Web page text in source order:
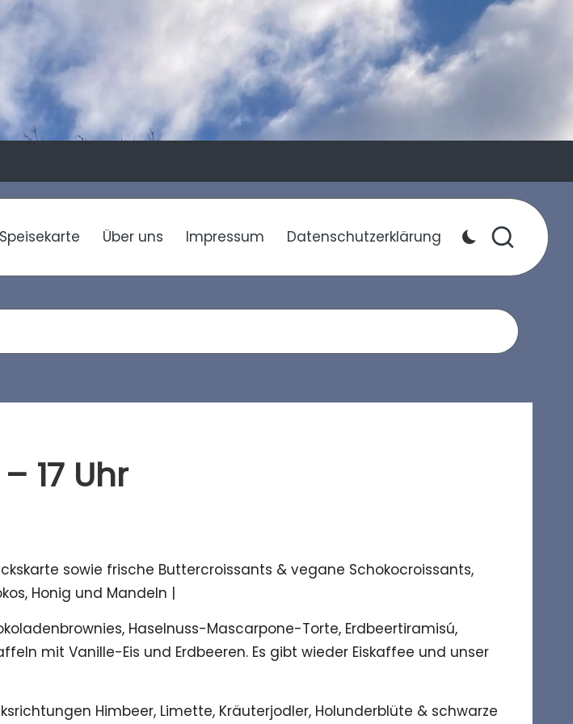
Speisekarte Über uns Impressum Datenschutzerklärung
17 Uhr
sowie frische Buttercroissants & vegane Schokocroissants,
Honig und Mandeln |
Haselnuss-Mascarpone-Torte, Erdbeertiramisú,
mit Vanille-Eis und Erdbeeren. Es gibt wieder Eiskaffee und unser
Himbeer, Limette, Kräuterjodler, Holunderblüte & schwarze